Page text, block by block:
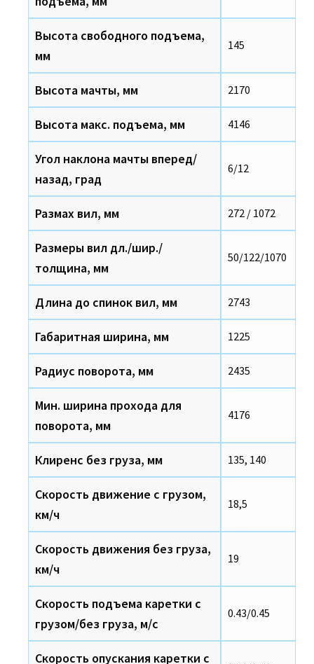
Высота свободного подъема,
мм
145
Высота мачты, мм 2170
Высота макс. подъема, мм 4146
Угол наклона мачты вперед/
назад, град
6/12
Размах вил, мм 272 / 1072
Размеры вил дл./шир./
толщина, мм
50/122/1070
Длина до спинок вил, мм 2743
Габаритная ширина, мм 1225
Радиус поворота, мм 2435
Мин. ширина прохода для
поворота, мм
4176
Клиренс без груза, мм 135, 140
Скорость движение с грузом,
км/ч
18,5
Скорость движения без груза,
км/ч
19
Скорость подъема каретки с
грузом/без груза, м/с
0.43/0.45
Скорость опускания каретки с